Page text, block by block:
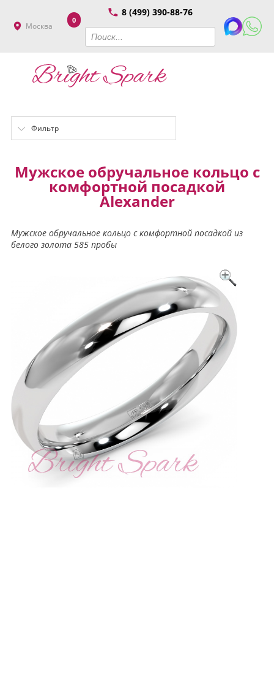
Москва
8 (499) 390-88-76
0
Фильтр
Мужское обручальное кольцо с
комфортной посадкой
Alexander
Мужское обручальное кольцо с комфортной посадкой из
белого золота 585 пробы